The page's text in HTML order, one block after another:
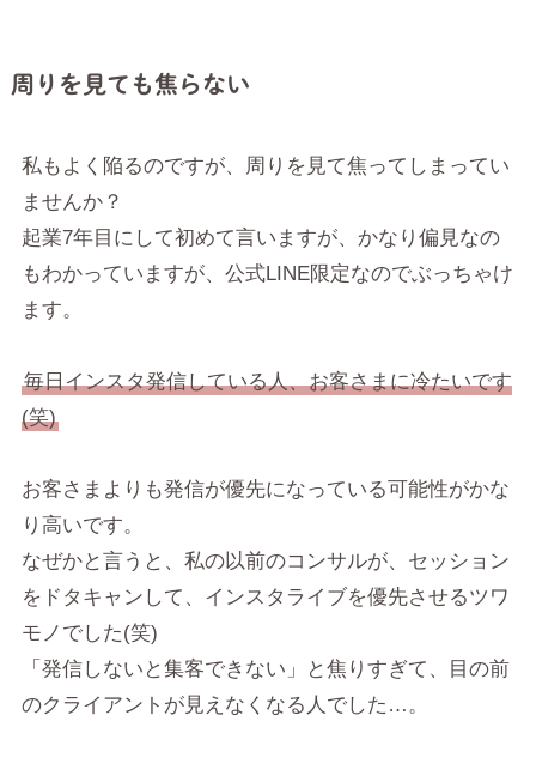
周りを見ても焦らない
私もよく陥るのですが、周りを見て焦ってしまってい
ませんか？
起業7年目にして初めて言いますが、かなり偏見なの
もわかっていますが、公式LINE限定なのでぶっちゃけ
ます。
毎日インスタ発信している人、お客さまに冷たいです
(笑)
お客さまよりも発信が優先になっている可能性がかな
り高いです。
なぜかと言うと、私の以前のコンサルが、セッション
をドタキャンして、インスタライブを優先させるツワ
モノでした(笑)
「発信しないと集客できない」と焦りすぎて、目の前
のクライアントが見えなくなる人でした…。